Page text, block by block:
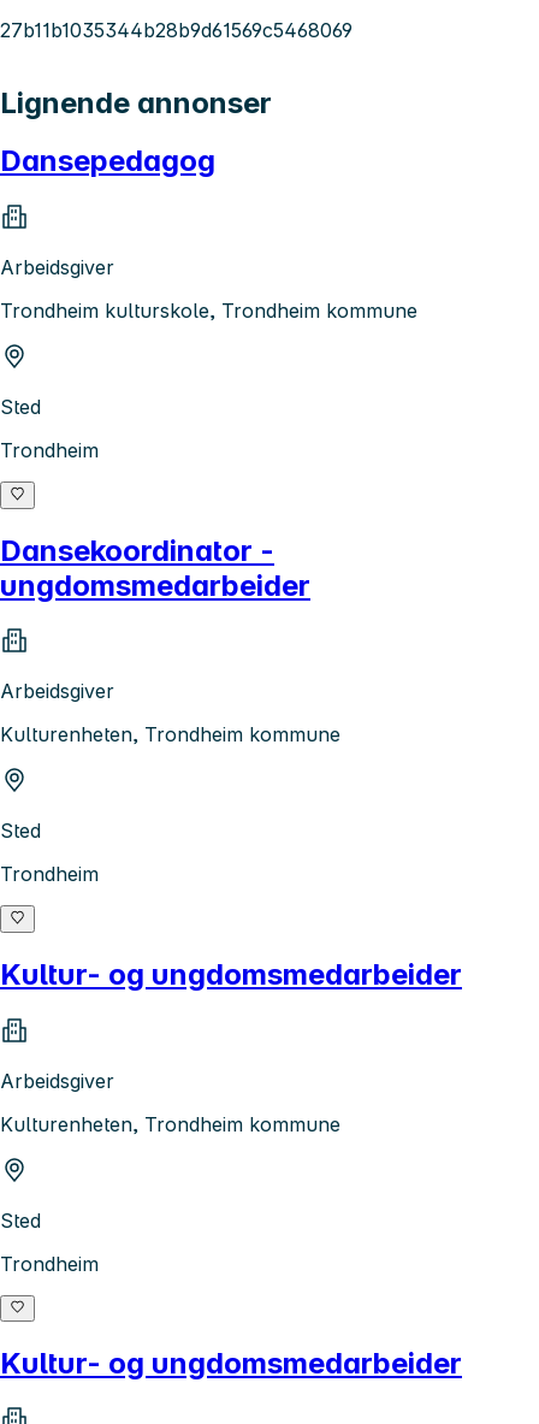
27b11b1035344b28b9d61569c5468069
Lignende annonser
Dansepedagog
Arbeidsgiver
Trondheim kulturskole, Trondheim kommune
Sted
Trondheim
Dansekoordinator -
ungdomsmedarbeider
Arbeidsgiver
Kulturenheten, Trondheim kommune
Sted
Trondheim
Kultur- og ungdomsmedarbeider
Arbeidsgiver
Kulturenheten, Trondheim kommune
Sted
Trondheim
Kultur- og ungdomsmedarbeider